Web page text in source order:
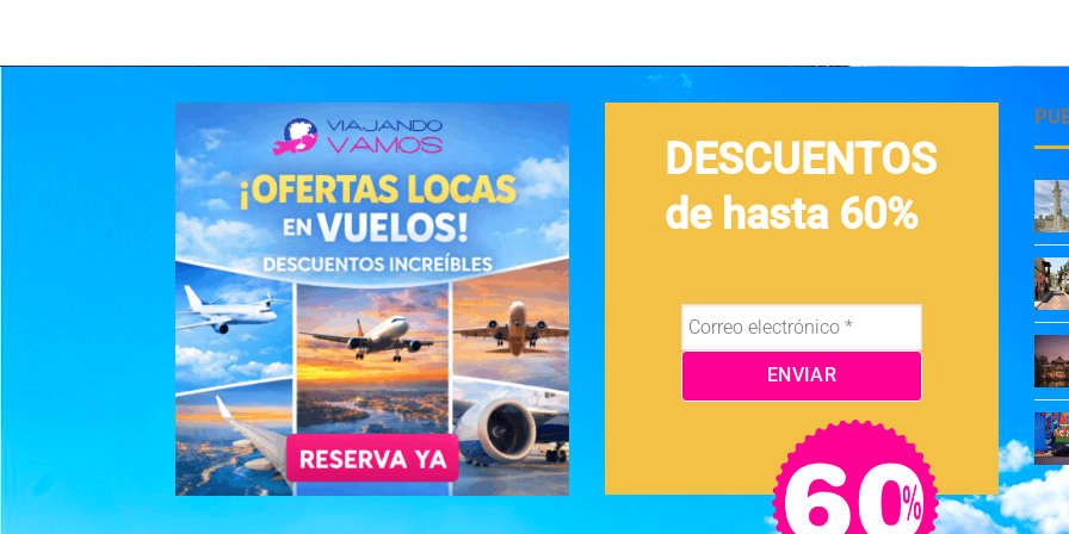
DESCUENTOS
de hasta 60%